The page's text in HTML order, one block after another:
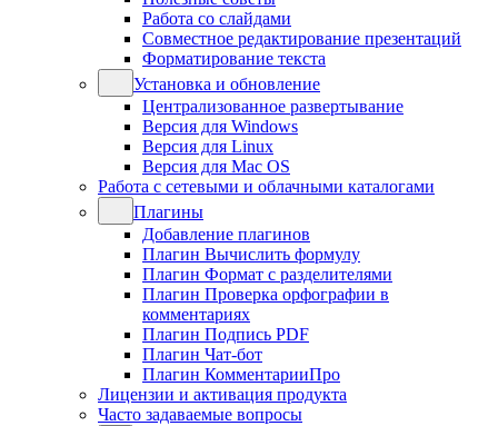
Работа со слайдами
Совместное редактирование презентаций
Форматирование текста
Установка и обновление
Централизованное развертывание
Версия для Windows
Версия для Linux
Версия для Mac OS
Работа с сетевыми и облачными каталогами
Плагины
Добавление плагинов
Плагин Вычислить формулу
Плагин Формат с разделителями
Плагин Проверка орфографии в
комментариях
Плагин Подпись PDF
Плагин Чат-бот
Плагин КомментарииПро
Лицензии и активация продукта
Часто задаваемые вопросы